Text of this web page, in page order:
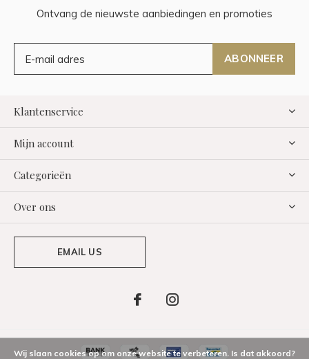
Ontvang de nieuwste aanbiedingen en promoties
ABONNEER
Klantenservice
Mijn account
Categorieën
Over ons
EMAIL US
Wij slaan cookies op om onze website te verbeteren. Is dat akkoord?